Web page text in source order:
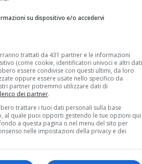
su dispositivo e/o accedervi
trattati da 431 partner e le informazioni
(come cookie, identificatori univoci e altri dati
essere condivise con questi ultimi, da loro
oppure essere usate nello specifico da
partner potremmo utilizzare dati di
dei partner.
trattare i tuoi dati personali sulla base
al quale puoi opporti gestendo le tue opzioni qui
a questa pagina o nel menu del sito per
nelle impostazioni della privacy e dei